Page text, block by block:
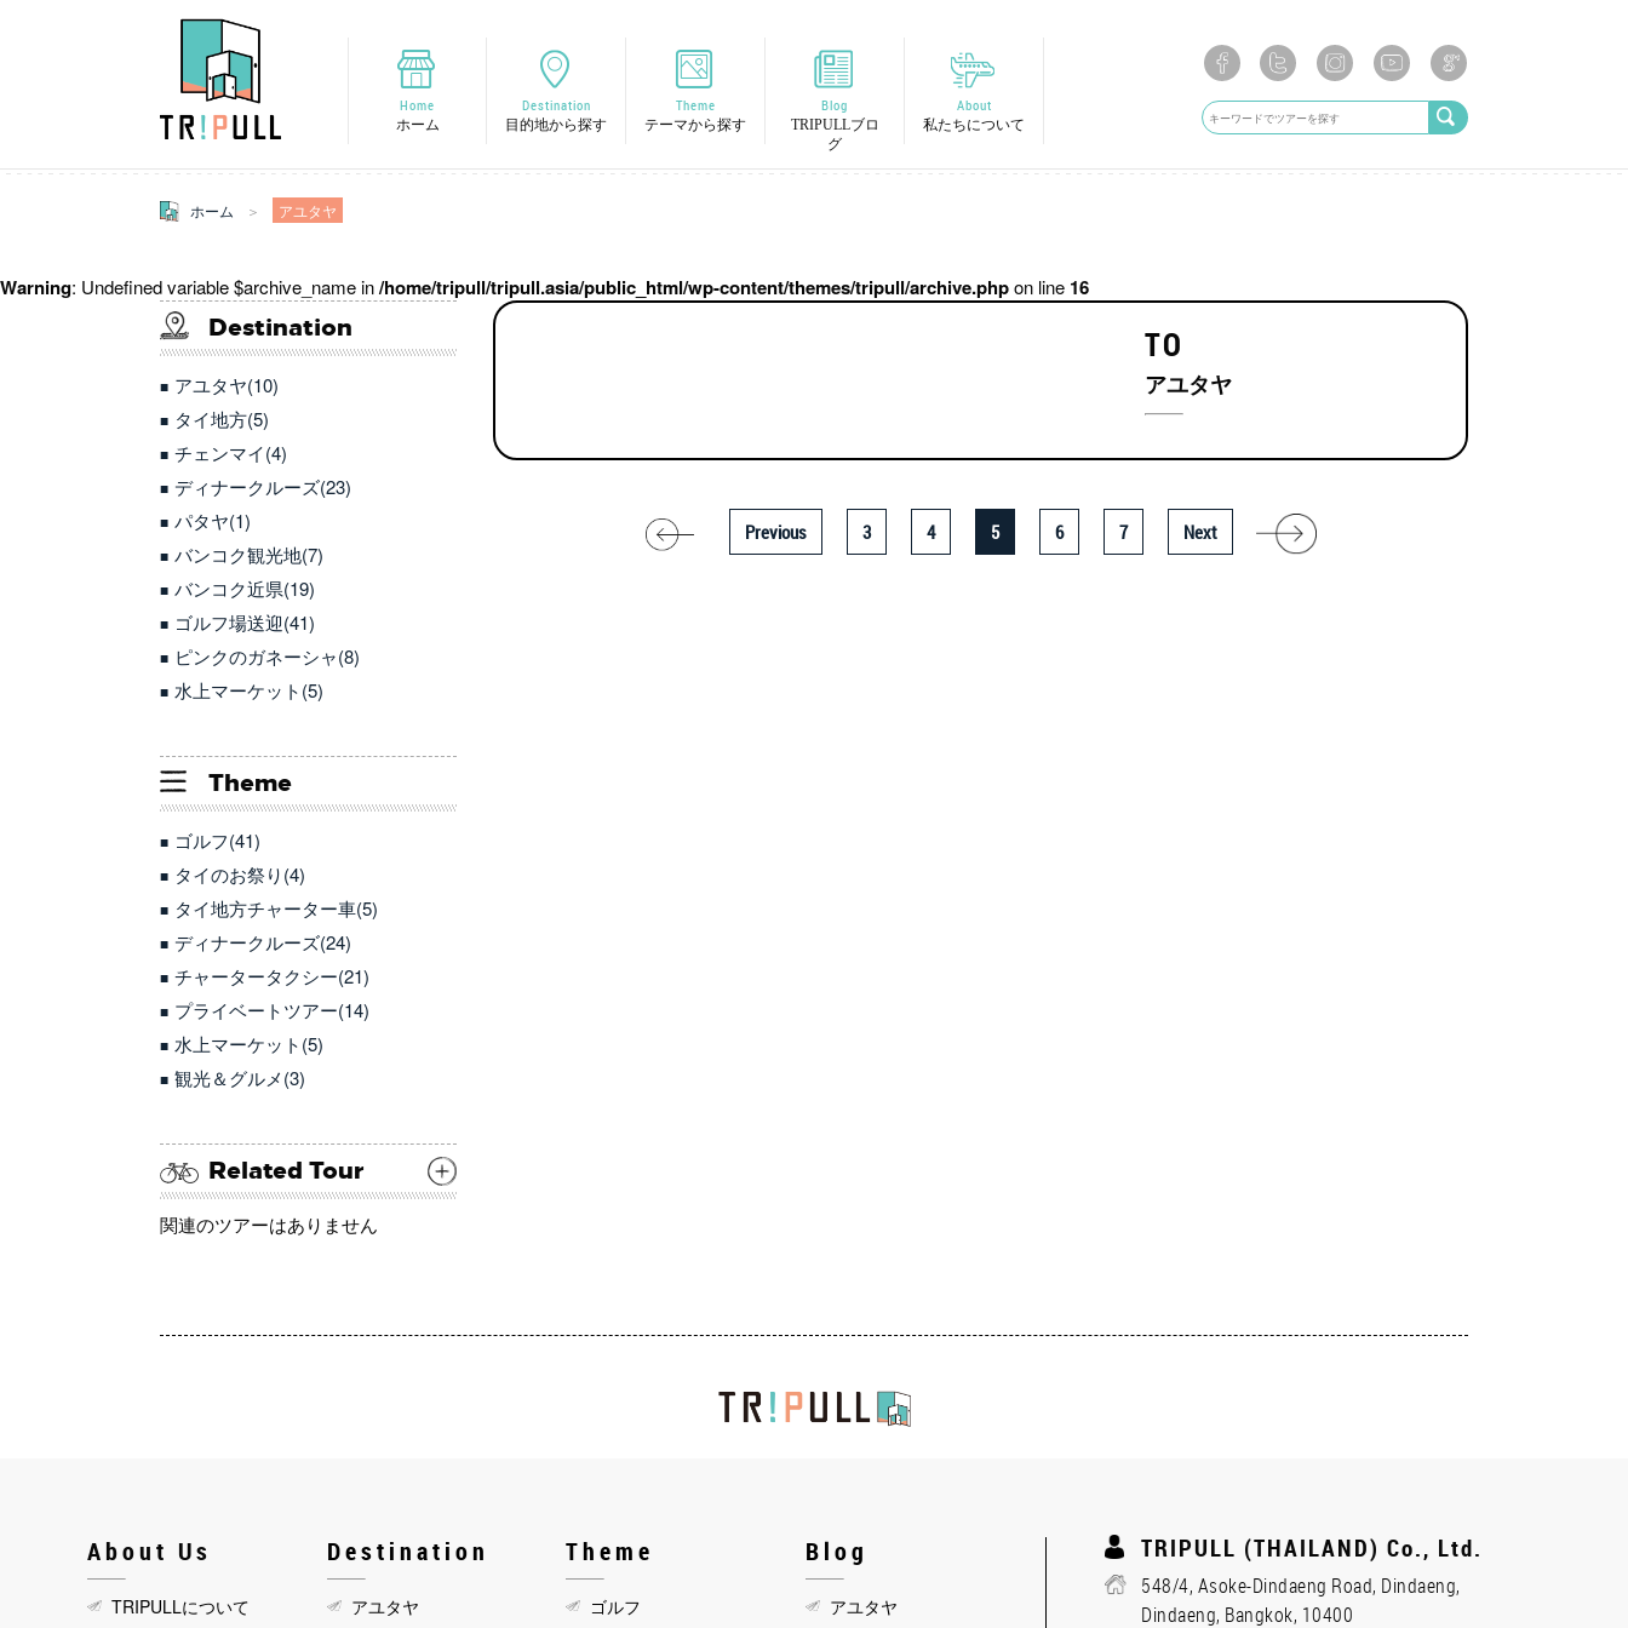
Home
ホーム
Destination
目的地から探す
Theme
テーマから探す
Blog
TRIPULLブロ
グ
About
私たちについて
ホーム アユタヤ
Warning: Undefined variable $archive_name in/home/tripull/tripull.asia/public_html/wp-content/themes/tripull/archive.phpon line 16
TO
アユタヤ
Previous 3 4 5 6 7 Next
Destination
アユタヤ(10)
タイ地方(5)
チェンマイ(4)
ディナークルーズ(23)
パタヤ(1)
バンコク観光地(7)
バンコク近県(19)
ゴルフ場送迎(41)
ピンクのガネーシャ(8)
水上マーケット(5)
Theme
ゴルフ(41)
タイのお祭り(4)
タイ地方チャーター車(5)
ディナークルーズ(24)
チャータータクシー(21)
プライベートツアー(14)
水上マーケット(5)
観光＆グルメ(3)
Related Tour
関連のツアーはありません
About Us
TRIPULLについて
Destination
アユタヤ
Theme
ゴルフ
Blog
アユタヤ
TRIPULL (THAILAND) Co., Ltd.
548/4, Asoke-Dindaeng Road, Dindaeng,
Dindaeng, Bangkok, 10400